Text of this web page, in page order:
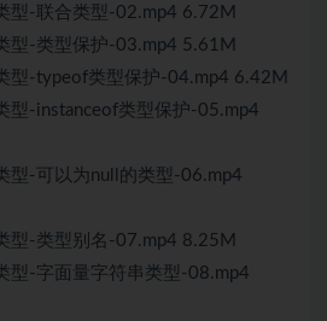
型-联合类型-02.mp4 6.72M
型-类型保护-03.mp4 5.61M
型-typeof类型保护-04.mp4 6.42M
型-instanceof类型保护-05.mp4
型-可以为null的类型-06.mp4
型-类型别名-07.mp4 8.25M
型-字面量字符串类型-08.mp4